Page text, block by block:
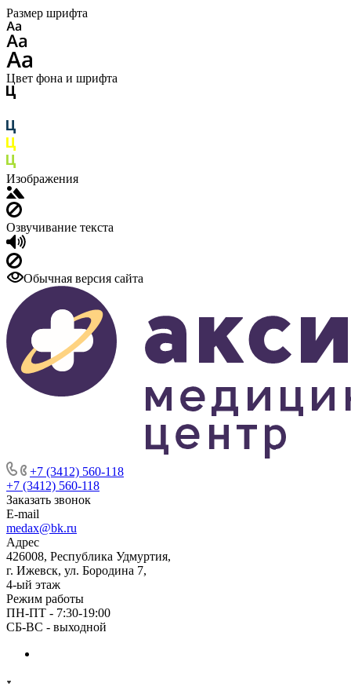
Размер шрифта
Цвет фона и шрифта
Изображения
Озвучивание текста
Обычная версия сайта
+7 (3412) 560-118
+7 (3412) 560-118
Заказать звонок
E-mail
medax@bk.ru
Адрес
426008, Республика Удмуртия,
г. Ижевск, ул. Бородина 7,
4-ый этаж
Режим работы
ПН-ПТ - 7:30-19:00
СБ-ВС - выходной